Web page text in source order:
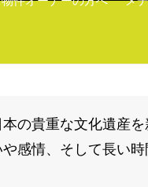
の貴重な文化遺産
感情、そして長い